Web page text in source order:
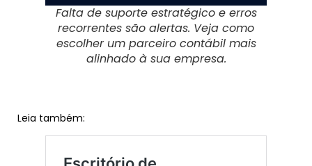
Falta de suporte estratégico e erros
recorrentes são alertas. Veja como
escolher um parceiro contábil mais
alinhado à sua empresa.
Leia também: